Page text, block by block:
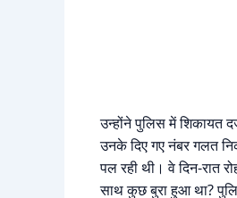
उन्होंने पुलिस में शिकायत
उनके दिए गए नंबर गलत
पल रही थी। वे दिन-रात
साथ कुछ बुरा हुआ था?